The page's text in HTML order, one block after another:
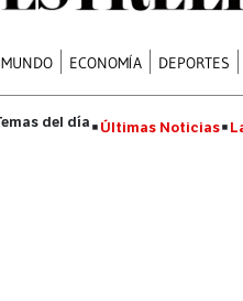
MUNDO ECONOMÍA DEPORTES
Últimas Noticias